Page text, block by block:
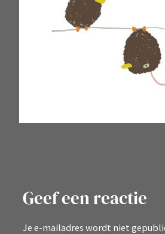
Geef een reactie
Je e-mailadres wordt niet